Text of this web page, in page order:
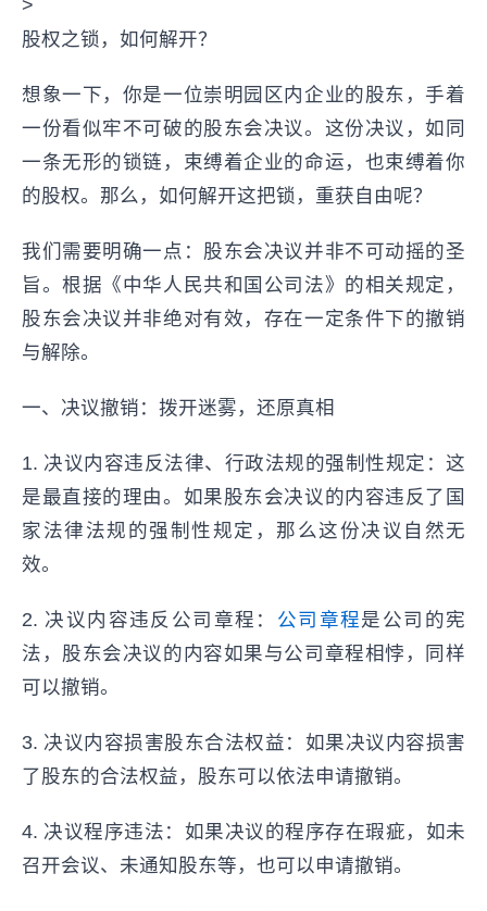
>
股权之锁，如何解开？
想象一下，你是一位崇明园区内企业的股东，手着
一份看似牢不可破的股东会决议。这份决议，如同
一条无形的锁链，束缚着企业的命运，也束缚着你
的股权。那么，如何解开这把锁，重获自由呢？
我们需要明确一点：股东会决议并非不可动摇的圣
旨。根据《中华人民共和国公司法》的相关规定，
股东会决议并非绝对有效，存在一定条件下的撤销
与解除。
一、决议撤销：拨开迷雾，还原真相
1. 决议内容违反法律、行政法规的强制性规定：这
是最直接的理由。如果股东会决议的内容违反了国
家法律法规的强制性规定，那么这份决议自然无
效。
2. 决议内容违反公司章程： 公司章程是公司的宪
法，股东会决议的内容如果与公司章程相悖，同样
可以撤销。
3. 决议内容损害股东合法权益：如果决议内容损害
了股东的合法权益，股东可以依法申请撤销。
4. 决议程序违法：如果决议的程序存在瑕疵，如未
召开会议、未通知股东等，也可以申请撤销。